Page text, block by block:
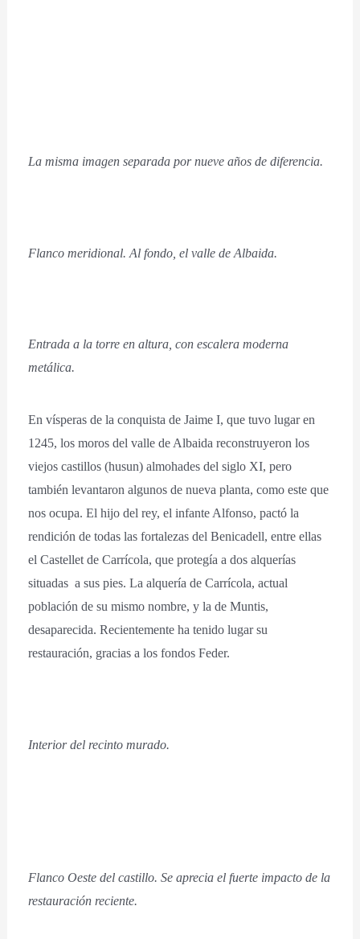
La misma imagen separada por nueve años de diferencia.
Flanco meridional. Al fondo, el valle de Albaida.
Entrada a la torre en altura, con escalera moderna
metálica.
En vísperas de la conquista de Jaime I, que tuvo lugar en
1245, los moros del valle de Albaida reconstruyeron los
viejos castillos (husun) almohades del siglo XI, pero
también levantaron algunos de nueva planta, como este que
nos ocupa. El hijo del rey, el infante Alfonso, pactó la
rendición de todas las fortalezas del Benicadell, entre ellas
el Castellet de Carrícola, que protegía a dos alquerías
situadas a sus pies. La alquería de Carrícola, actual
población de su mismo nombre, y la de Muntis,
desaparecida. Recientemente ha tenido lugar su
restauración, gracias a los fondos Feder.
Interior del recinto murado.
Flanco Oeste del castillo. Se aprecia el fuerte impacto de la
restauración reciente.